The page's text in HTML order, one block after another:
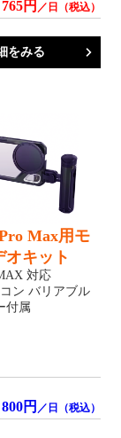
765円 ／日（税込）
をみる
Max用モ
オキット
対応
ン バリアブル
付属
800円 ／日（税込）